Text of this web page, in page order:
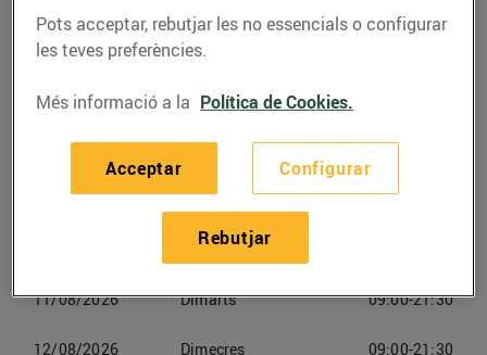
08/08/2026 Dissabte 09:00-21:30
09/08/2026 Diumenge 09:00-21:30
Dilluns
11/08/2026 Dimarts 09:00-21:30
12/08/2026 Dimecres 09:00-21:30
Pots acceptar, rebutjar les no essencials o configurar
les teves preferències.
Més informació a la Política de Cookies.
Configurar
Rebutjar
Acceptar